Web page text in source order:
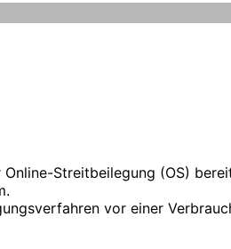
Daten zu informieren.
Streitbeilegung (OS)
vor einer